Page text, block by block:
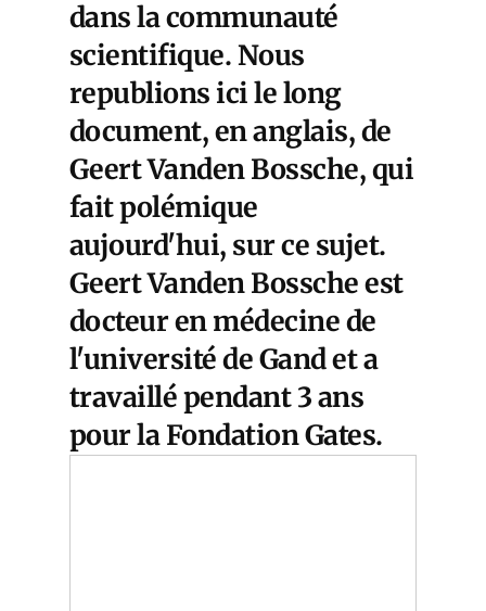
dans la communauté
scientifique. Nous
republions ici le long
document, en anglais, de
Geert Vanden Bossche, qui
fait polémique
aujourd'hui, sur ce sujet.
Geert Vanden Bossche est
docteur en médecine de
l'université de Gand et a
travaillé pendant 3 ans
pour la Fondation Gates.